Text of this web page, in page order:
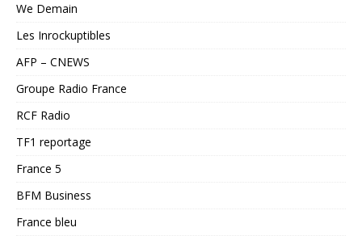
We Demain
Les Inrockuptibles
AFP – CNEWS
Groupe Radio France
RCF Radio
TF1 reportage
France 5
BFM Business
France bleu